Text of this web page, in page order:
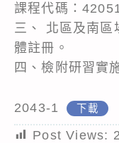
課程代碼：
三、 北區及南
體註冊。
四、檢附研習實
2043-1 下載
Post Views: